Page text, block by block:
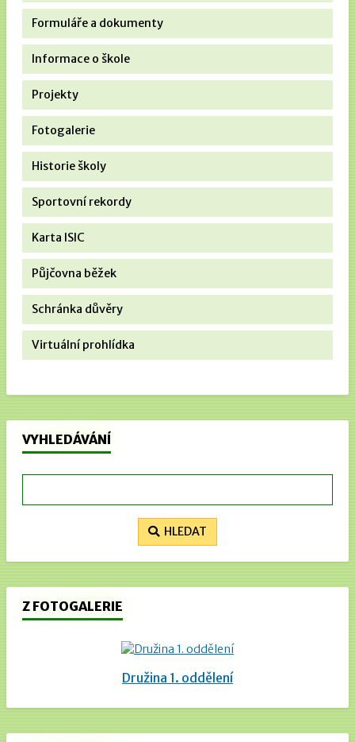
Formuláře a dokumenty
Informace o škole
Projekty
Fotogalerie
Historie školy
Sportovní rekordy
Karta ISIC
Půjčovna běžek
Schránka důvěry
Virtuální prohlídka
VYHLEDÁVÁNÍ
HLEDAT
Z FOTOGALERIE
Družina 1. oddělení